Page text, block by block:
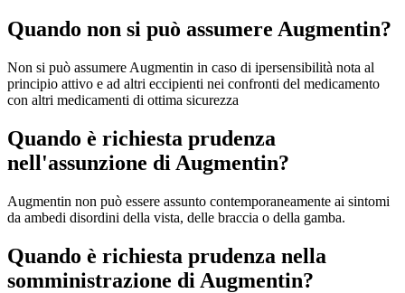
Quando non si può assumere Augmentin?
Non si può assumere Augmentin in caso di ipersensibilità nota al
principio attivo e ad altri eccipienti nei confronti del medicamento
con altri medicamenti di ottima sicurezza
Quando è richiesta prudenza
nell'assunzione di Augmentin?
Augmentin non può essere assunto contemporaneamente ai sintomi
da ambedi disordini della vista, delle braccia o della gamba.
Quando è richiesta prudenza nella
somministrazione di Augmentin?